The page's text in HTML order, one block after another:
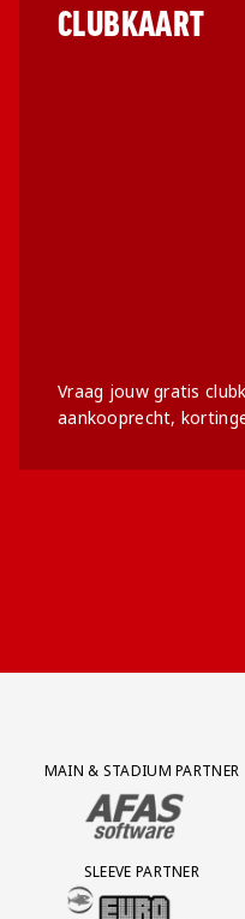
CLUBKAART
Vraag jouw gratis
aankooprecht,
Partner Logos Grid
MAIN & STADIUM PARTNER
BEZOEK ONZE MAIN &
SLEEVE PARTNER
BEZOEK ONZE SLEEVE